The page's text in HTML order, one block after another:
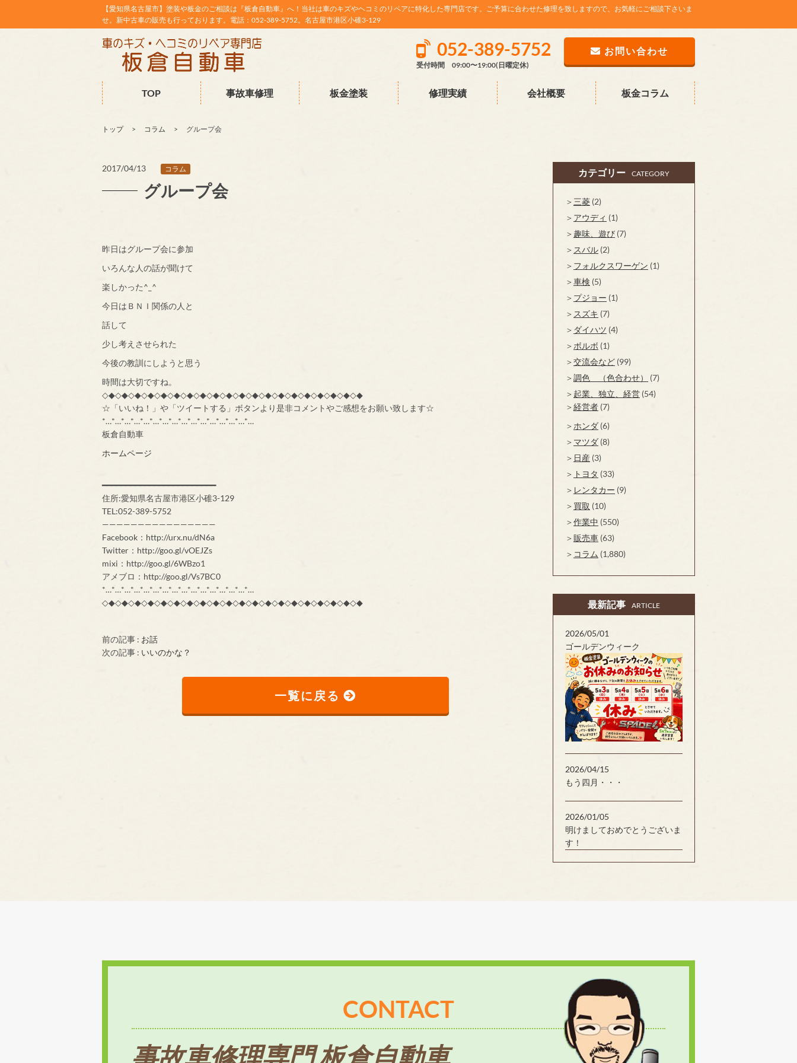
【愛知県名古屋市】塗装や板金のご相談は『板倉自動車』へ！当社は車のキズやヘコミのリペアに特化した専門店です。ご予算に合わせた修理を致しますので、お気軽にご相談下さいま
せ。新中古車の販売も行っております。電話：052-389-5752。名古屋市港区小碓3-129
052-389-5752
受付時間 09:00〜19:00(日曜定休)
お問い合わせ
TOP 事故車修理 板金塗装 修理実績 会社概要 板金コラム
トップ コラム グループ会
2017/04/13 コラム
グループ会
昨日はグループ会に参加
いろんな人の話が聞けて
楽しかった^_^
今日はＢＮＩ関係の人と
話して
少し考えさせられた
今後の教訓にしようと思う
時間は大切ですね。
◇◆◇◆◇◆◇◆◇◆◇◆◇◆◇◆◇◆◇◆◇◆◇◆◇◆◇◆◇◆◇◆◇◆◇◆◇◆◇◆
☆「いいね！」や「ツイートする」ボタンより是非コメントやご感想をお願い致します☆
*…*…*…*…*…*…*…*…*…*…*…*…*…*…*…*…
板倉自動車
ホームページ
━━━━━━━━━━━━━━━━━━━━━━━━
住所:愛知県名古屋市港区小碓3-129
TEL:052-389-5752
————————————————
Facebook：http://urx.nu/dN6a
Twitter：http://goo.gl/vOEJZs
mixi：http://goo.gl/6WBzo1
アメブロ：http://goo.gl/Vs7BC0
*…*…*…*…*…*…*…*…*…*…*…*…*…*…*…*…
◇◆◇◆◇◆◇◆◇◆◇◆◇◆◇◆◇◆◇◆◇◆◇◆◇◆◇◆◇◆◇◆◇◆◇◆◇◆◇◆
前の記事 : お話
次の記事 : いいのかな？
一覧に戻る
カテゴリー CATEGORY
三菱 (2)
アウディ (1)
趣味、遊び (7)
スバル (2)
フォルクスワーゲン (1)
車検 (5)
プジョー (1)
スズキ (7)
ダイハツ (4)
ボルボ (1)
交流会など (99)
調色 （色合わせ）
(7)
起業、独立、経営 (54)
経営者 (7)
ホンダ (6)
マツダ (8)
日産 (3)
トヨタ (33)
レンタカー (9)
買取 (10)
作業中 (550)
販売車 (63)
コラム (1,880)
最新記事 ARTICLE
2026/05/01
ゴールデンウィーク
2026/04/15
もう四月・・・
2026/01/05
明けましておめでとうございま
す！
CONTACT
事故車修理専門 板倉自動車